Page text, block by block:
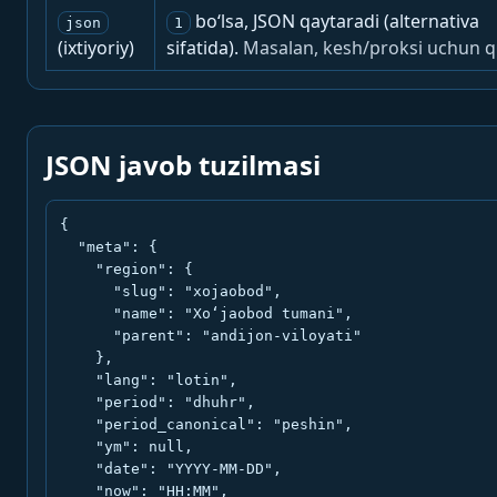
json
(ixtiyoriy)
1
bo‘lsa, JSON qaytaradi (alternativa
sifatida). Masalan, kesh/proksi uchun
JSON javob tuzilmasi
{
  "meta": {
    "region": {
      "slug": "xojaobod",
      "name": "Xo‘jaobod tumani",
      "parent": "andijon-viloyati"
    },
    "lang": "lotin",
    "period": "dhuhr",
    "period_canonical": "peshin",
    "ym": null,
    "date": "YYYY-MM-DD",
    "now": "HH:MM",